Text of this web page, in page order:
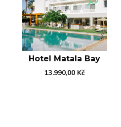
Hotel Matala Bay
13.990,00 Kč